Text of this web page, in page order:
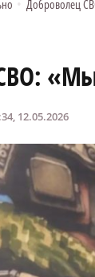
• Доброволец
12.05.2026